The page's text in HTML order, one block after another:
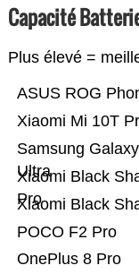
Capacité
Plus élevé =
OnePlus 8 Pro
POCO F2 Pro
Xiaomi Black
Xiaomi Black
Pro
Samsung
Ultra
Xiaomi Mi 10T
ASUS ROG